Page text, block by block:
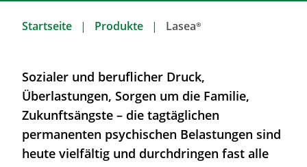
Startseite Produkte Lasea®
Sozialer und beruflicher Druck,
Überlastungen, Sorgen um die Familie,
Zukunftsängste – die tagtäglichen
permanenten psychischen Belastungen sind
heute vielfältig und durchdringen fast alle